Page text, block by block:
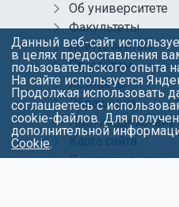
Об университете
Факультеты
Абитуриентам
Студентам
Контакты
Обращения
Противодействие
Карта сайта
Политика в
Данный веб-сайт
в целях предоставления
пользовательского опыта
На сайте используется
Продолжая использовать
соглашаетесь с
cookie-файлов. Для
дополнительной
Cookie.